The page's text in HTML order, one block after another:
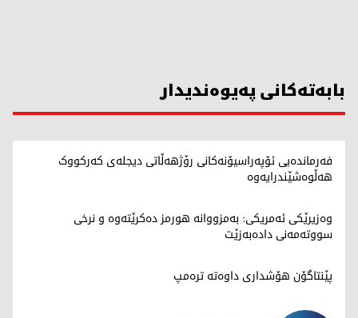
بابەتەکانی پەیوەندیدار
فەرماندەیی ئۆپەراسیۆنەکانی رۆژهەڵاتی دیجلەی کەرکووک
هەڵوەشێندرایەوە
وەزیرێکی ئەمریکی: بەمزووانە هورمز دەکرێتەوە و نرخی
سووتەمەنی دادەبەزێت
پێنتاگۆن هۆشداری داوەتە ترەمپ